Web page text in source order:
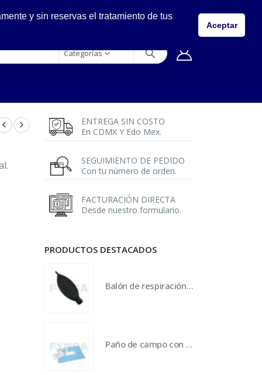
5557149400
Categorías
ENTREGA SIN COSTO
En CDMX Y Edo Mex.
SEGUIMIENTO DE PEDIDO
Con tu número de orden.
FACTURACIÓN DIRECTA
Desde nuestro formulario.
PRODUCTOS DESTACADOS
Balón de respiración de 2000 ml
Paño de campo con borde adhesivo - talla XL
y sin reservas el tratamiento de tus
Aceptar